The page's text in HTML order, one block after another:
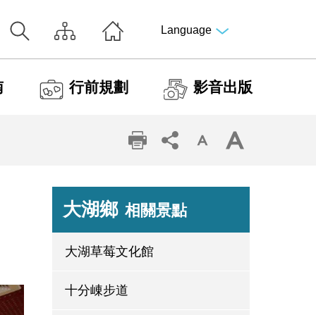
Language
行前規劃 影音出版
大湖鄉 相關景點
大湖草莓文化館
十分崠步道